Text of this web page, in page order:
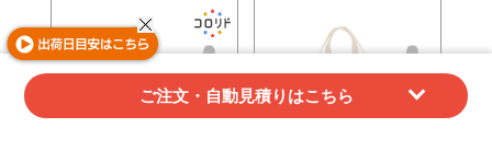
ご注文・自動見積りはこちら